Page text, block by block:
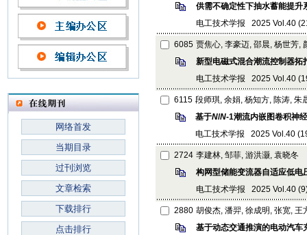
网络首发
当期目录
过刊浏览
文章检索
下载排行
点击排行
供需不确定性下抽水蓄能提升
电工技术学报 2025 Vol.40
6085 贾焦心, 李豪迈, 邵晨, 杨世芳,
新型电磁式混合潮流控制器拓
电工技术学报 2025 Vol.40
6115 段师琪, 余娟, 杨知方, 陈涛, 朱
基于N/N-1潮流内嵌图卷积神
电工技术学报 2025 Vol.40
2724 李建林, 邹菲, 游洪灏, 袁晓冬
构网型储能变流器自适应低电
电工技术学报 2025 Vol.40
2880 胡俊杰, 潘羿, 徐成明, 张宽, 王
基于动态交通推演的电动汽车